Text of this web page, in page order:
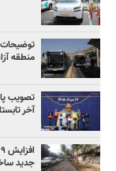
توضیحات
منطقه
آخر
جدید